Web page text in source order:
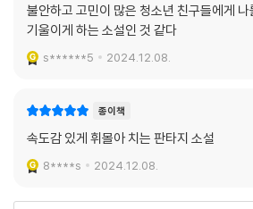
불안하고 고민이 많은 청소년 친구들에게 나
기울이게 하는 소설인 것 같다
s******5 2024.12.08.
종이책
속도감 있게 휘몰아 치는 판타지 소설
8****s 2024.12.08.